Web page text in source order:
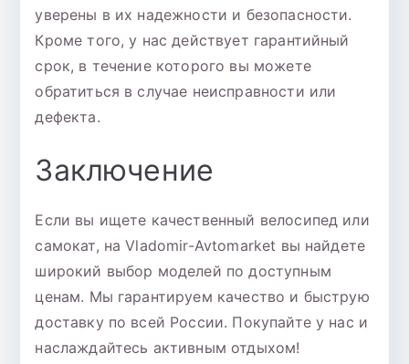
уверены в их надежности и безопасности.
Кроме того, у нас действует гарантийный
срок, в течение которого вы можете
обратиться в случае неисправности или
дефекта.
Заключение
Если вы ищете качественный велосипед или
самокат, на Vladomir-Avtomarket вы найдете
широкий выбор моделей по доступным
ценам. Мы гарантируем качество и быструю
доставку по всей России. Покупайте у нас и
наслаждайтесь активным отдыхом!